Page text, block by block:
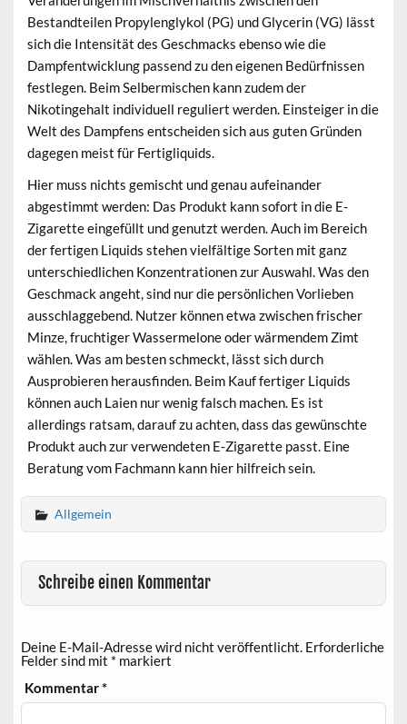
Bestandteilen Propylenglykol (PG) und Glycerin (VG) lässt
sich die Intensität des Geschmacks ebenso wie die
Dampfentwicklung passend zu den eigenen Bedürfnissen
festlegen. Beim Selbermischen kann zudem der
Nikotingehalt individuell reguliert werden. Einsteiger in die
Welt des Dampfens entscheiden sich aus guten Gründen
dagegen meist für Fertigliquids.
Hier muss nichts gemischt und genau aufeinander
abgestimmt werden: Das Produkt kann sofort in die E-
Zigarette eingefüllt und genutzt werden. Auch im Bereich
der fertigen Liquids stehen vielfältige Sorten mit ganz
unterschiedlichen Konzentrationen zur Auswahl. Was den
Geschmack angeht, sind nur die persönlichen Vorlieben
ausschlaggebend. Nutzer können etwa zwischen frischer
Minze, fruchtiger Wassermelone oder wärmendem Zimt
wählen. Was am besten schmeckt, lässt sich durch
Ausprobieren herausfinden. Beim Kauf fertiger Liquids
können auch Laien nur wenig falsch machen. Es ist
allerdings ratsam, darauf zu achten, dass das gewünschte
Produkt auch zur verwendeten E-Zigarette passt. Eine
Beratung vom Fachmann kann hier hilfreich sein.
Allgemein
Schreibe einen Kommentar
Deine E-Mail-Adresse wird nicht veröffentlicht. Erforderliche
Felder sind mit * markiert
Kommentar*